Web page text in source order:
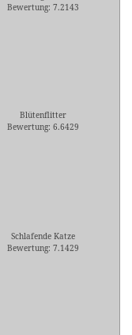
Bewertung: 7.2143
Blütenflitter
Bewertung: 6.6429
Schlafende Katze
Bewertung: 7.1429